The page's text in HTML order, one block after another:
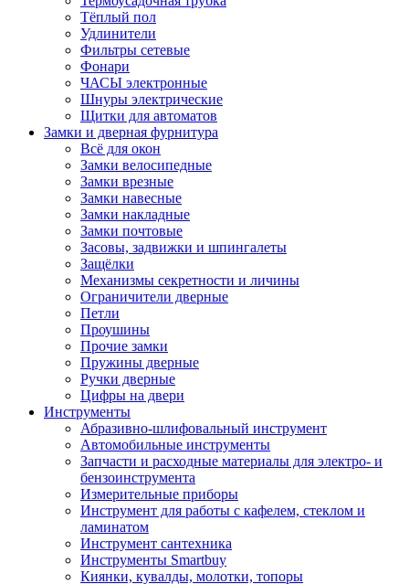
Тёплый пол
Удлинители
Фильтры сетевые
Фонари
ЧАСЫ электронные
Шнуры электрические
Щитки для автоматов
Замки и дверная фурнитура
Всё для окон
Замки велосипедные
Замки врезные
Замки навесные
Замки накладные
Замки почтовые
Засовы, задвижки и шпингалеты
Защёлки
Механизмы секретности и личины
Ограничители дверные
Петли
Проушины
Прочие замки
Пружины дверные
Ручки дверные
Цифры на двери
Инструменты
Абразивно-шлифовальный инструмент
Автомобильные инструменты
Запчасти и расходные материалы для электро- и
бензоинструмента
Измерительные приборы
Инструмент для работы с кафелем, стеклом и
ламинатом
Инструмент сантехника
Инструменты Smartbuy
Киянки, кувалды, молотки, топоры